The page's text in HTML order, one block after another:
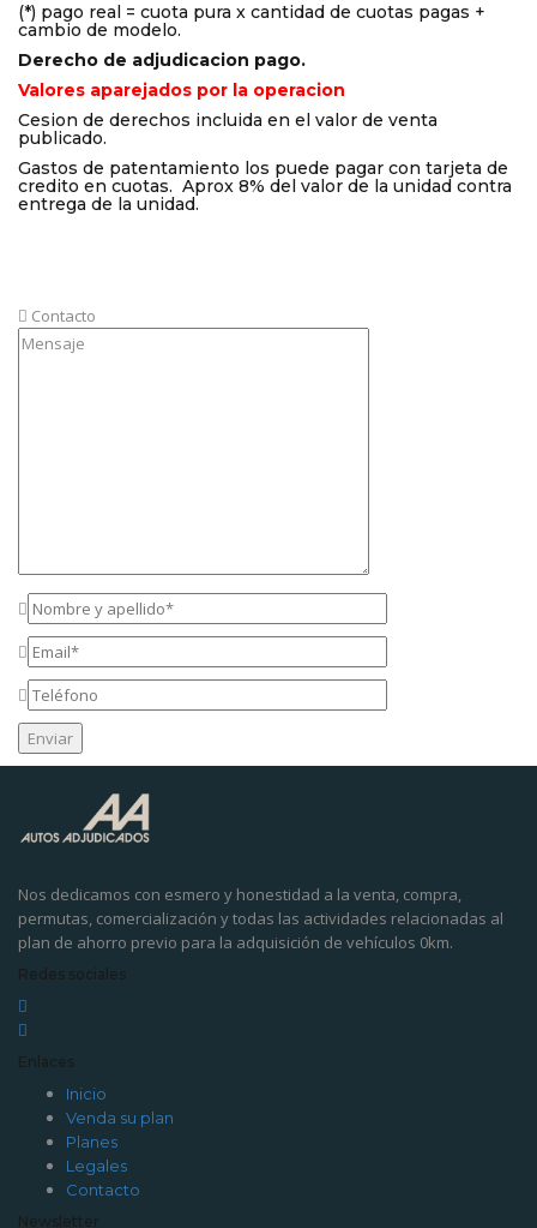
(*) pago real = cuota pura x cantidad de cuotas pagas +
cambio de modelo.
Derecho de adjudicacion pago.
Valores aparejados por la operacion
Cesion de derechos incluida en el valor de venta
publicado.
Gastos de patentamiento los puede pagar con tarjeta de
credito en cuotas. Aprox 8% del valor de la unidad contra
entrega de la unidad.
Contacto
Nos dedicamos con esmero y honestidad a la venta, compra,
permutas, comercialización y todas las actividades relacionadas al
plan de ahorro previo para la adquisición de vehículos 0km.
Redes sociales
Enlaces
Inicio
Venda su plan
Planes
Legales
Contacto
Newsletter